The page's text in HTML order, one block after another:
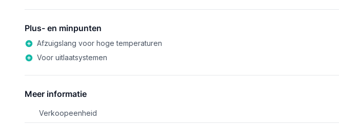
Plus- en minpunten
Afzuigslang voor hoge temperaturen
Voor uitlaatsystemen
Meer informatie
Verkoopeenheid